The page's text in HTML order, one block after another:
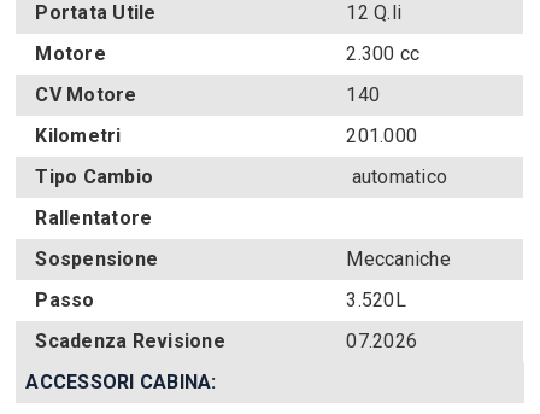
Portata Utile
12 Q.li
Motore
2.300 cc
CV Motore
140
Kilometri
201.000
Tipo Cambio
automatico
Rallentatore
Sospensione
Meccaniche
Passo
3.520L
Scadenza Revisione
07.2026
ACCESSORI CABINA: